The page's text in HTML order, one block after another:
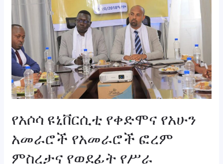
የአሶሳ ዩኒቨርሲቲ የቀድሞና የአሁን
አመራሮች የአመራሮች ፎረም
ምስረታና የወደፊት የሥራ
የአሁን
አመራሮች
የአመራሮች
ፎረም
ምስረታና
የወደፊት
የሥራ
ዙሪያ
አካሄዱ